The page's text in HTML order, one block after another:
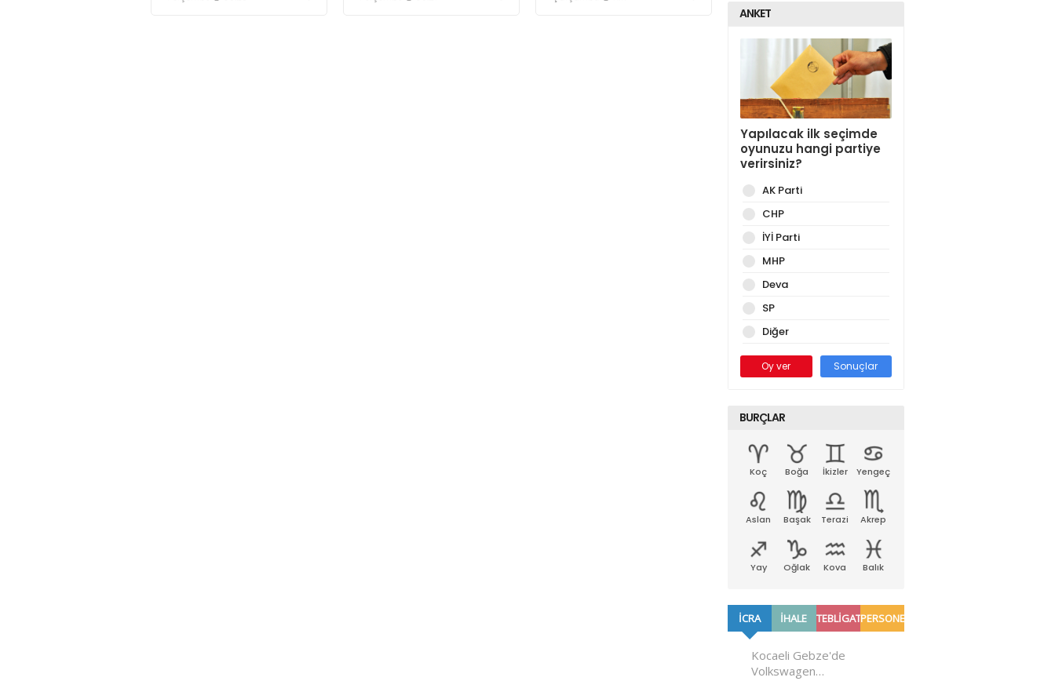
ANKET
Yapılacak ilk seçimde
oyunuzu hangi partiye
verirsiniz?
AK Parti
CHP
İYİ Parti
MHP
Deva
SP
Diğer
Oy ver Sonuçlar
BURÇLAR
Koç Boğa İkizler Yengeç
Aslan Başak Terazi Akrep
Yay Oğlak Kova Balık